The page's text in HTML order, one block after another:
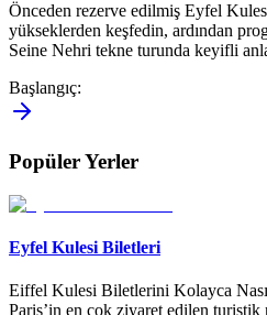
Önceden rezerve edilmiş Eyfel
yükseklerden keşfedin, ardından
Seine Nehri tekne turunda keyifli
Başlangıç:
Popüler Yerler
Eyfel Kulesi Biletleri
Eiffel Kulesi Biletlerini Kolayca
Paris’in en çok ziyaret edilen